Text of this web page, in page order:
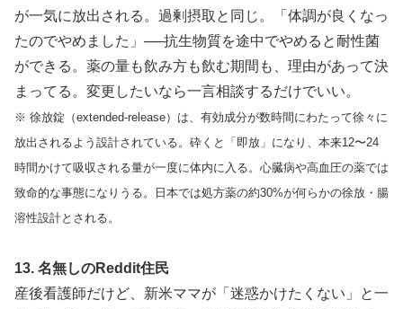
が一気に放出される。過剰摂取と同じ。「体調が良くなっ
たのでやめました」──抗生物質を途中でやめると耐性菌
ができる。薬の量も飲み方も飲む期間も、理由があって決
まってる。変更したいなら一言相談するだけでいい。
※ 徐放錠（extended-release）は、有効成分が数時間にわたって徐々に
放出されるよう設計されている。砕くと「即放」になり、本来12〜24
時間かけて吸収される量が一度に体内に入る。心臓病や高血圧の薬では
致命的な事態になりうる。日本では処方薬の約30%が何らかの徐放・腸
溶性設計とされる。
13. 名無しのReddit住民
産後看護師だけど、新米ママが「迷惑かけたくない」と一